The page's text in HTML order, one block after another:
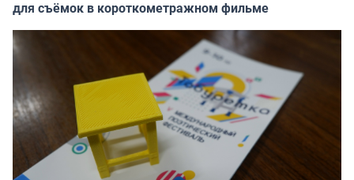
для съёмок в короткометражном фильме